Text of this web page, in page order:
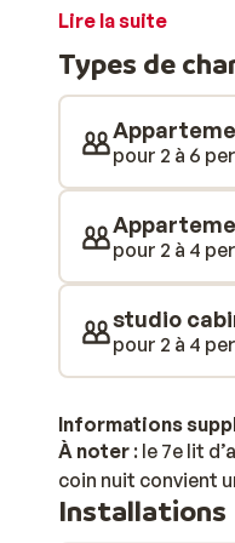
proches, Stade et
charmante
appartements
élégante et
l’après-midi. Par
le parc aquatique
écologique et
également vous
soirée au centre
Lire la suite
Types de
pour 2 à 6
pour 2 à 4
studio
pour 2 à 4
Informations
À noter : le 7e lit
coin nuit convient
Installations